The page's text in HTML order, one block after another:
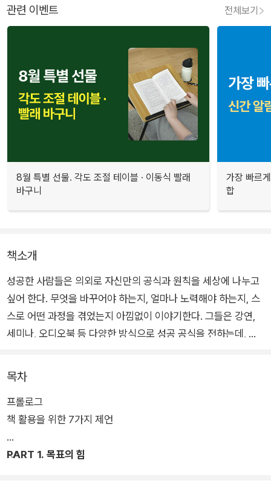
관련 이벤트 전체보기
8월 특별 선물. 각도 조절 테이블 · 이동식 빨래
바구니
가장 빠르
합
책소개
성공한 사람들은 의외로 자신만의 공식과 원칙을 세상에 나누고
싶어 한다. 무엇을 바꾸어야 하는지, 얼마나 노력해야 하는지, 스
스로 어떤 과정을 겪었는지 아낌없이 이야기한다. 그들은 강연,
세미나, 오디오북 등 다양한 방식으로 성공 공식을 전하는데, 그
지지 않고, 필요할 때마다 다시 꺼내 볼 수 있으며, 무궁무진한 가
치를 가지고 있고, 비교적 저렴하기까지 하다. 그러나 우리는 “성
공하고 싶다.”, “부자 되고 싶다.”라고 숨 쉬듯 이야기하면서도 그
들이 남긴 지혜를 제대로 활용하지 못한다. 그저 흘려듣거나 무심
히 넘길 뿐이다.
목차
프롤로그
책 활용을 위한 7가지 제언
PART 1. 목표의 힘